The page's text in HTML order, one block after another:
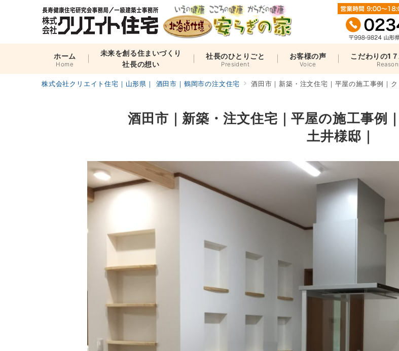
ホーム
Home
未来を創る住まいづくり
社長の想い
社長のひとりごと
President
お客様の声
Voice
こだわりの1
株式会社クリエイト住宅｜山形県｜ 酒田市｜鶴岡市の注文住宅 酒田市｜新築・注文住宅｜平屋の施工事例｜
酒田市｜新築・注文住宅｜平屋の施工事例
土井様邸｜